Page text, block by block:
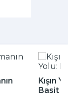
Kışın
Basit